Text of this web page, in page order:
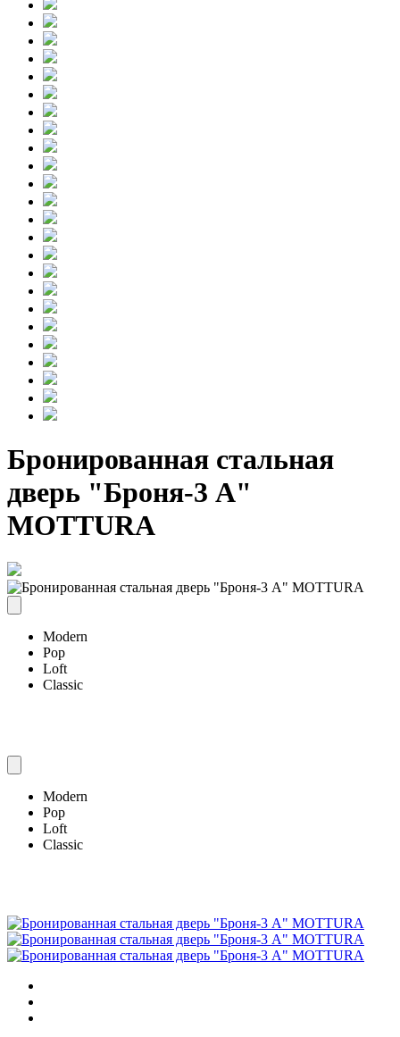
Бронированная стальная
дверь "Броня-3 А"
MOTTURA
Modern
Pop
Loft
Classic
Modern
Pop
Loft
Classic